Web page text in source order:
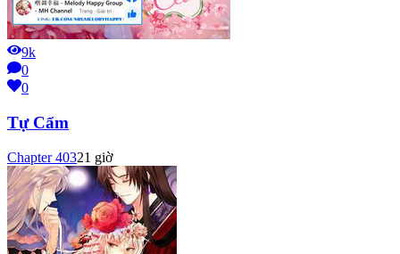
9k
0
0
Tự Cẩm
Chapter40321 giờ